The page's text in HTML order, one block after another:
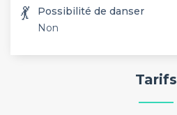
💃
Possibilité de danser
Non
Tarifs